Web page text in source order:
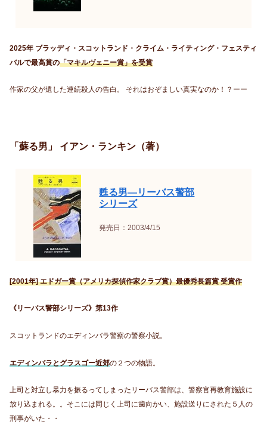
2025年 ブラッディ・スコットランド・クライム・ライティング・フェスティ
バルで最高賞の「マキルヴェニー賞」を受賞
作家の父が遺した連続殺人の告白。 それはおぞましい真実なのか！？ーー
「蘇る男」 イアン・ランキン（著）
甦る男―リーバス警部
シリーズ
発売日：2003/4/15
[2001年] エドガー賞（アメリカ探偵作家クラブ賞）最優秀長篇賞 受賞作
《リーバス警部シリーズ》第13作
スコットランドのエディンバラ警察の警察小説。
エディンバラとグラスゴー近郊の２つの物語。
上司と対立し暴力を振るってしまったリーバス警部は、警察官再教育施設に
放り込まれる。。そこには同じく上司に歯向かい、施設送りにされた５人の
刑事がいた・・